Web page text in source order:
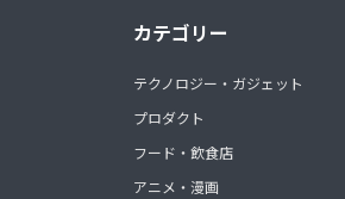
カテゴリー
テクノロジー・ガジェット
プロダクト
フード・飲食店
アニメ・漫画